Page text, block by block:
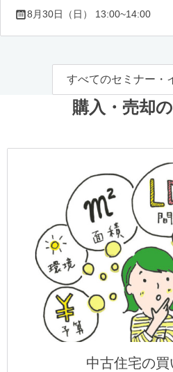
8月30日（日） 13:00~14:00
すべてのセミナー・
購入・売却
中古住宅の